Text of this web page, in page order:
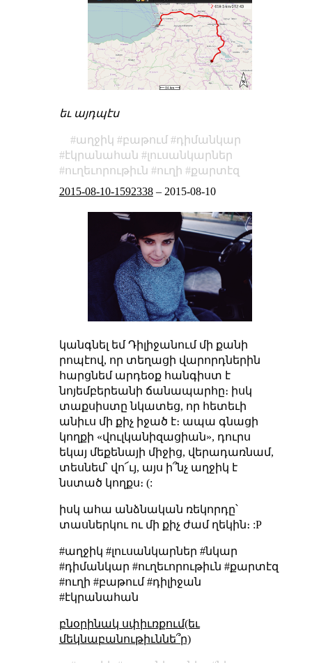
եւ այդպէս
աղջիկ բաթում
դիմանկար
էկրանահան
լուսանկարներ
ուղեւորութիւն
ուղի
քարտէզ
2015-08-10-1592338– 2015-08-10
կանգնել եմ Դիլիջանում մի քանի
րոպէով, որ տեղացի վարորդներին
հարցնեմ արդեօք հանգիստ է
նոյեմբերեանի ճանապարհը։ իսկ
տաքսիստը նկատեց, որ հետեւի
անիւս մի քիչ իջած է։ ապա գնացի
կողքի «վուլկանիզացիան», դուրս
եկայ մեքենայի միջից, վերադառնամ,
տեսնեմ՝ վո՜ւյ, այս ի՞նչ աղջիկ է
նստած կողքս։ (:
իսկ ահա անձնական ռեկորդը՝
տասներկու ու մի քիչ ժամ ղեկին։ :P
#աղջիկ #լուսանկարներ #նկար
#դիմանկար #ուղեւորութիւն #քարտէզ
#ուղի #բաթում #դիլիջան
#էկրանահան
բնօրինակ սփիւռքում(եւ
մեկնաբանութիւննե՞ր)